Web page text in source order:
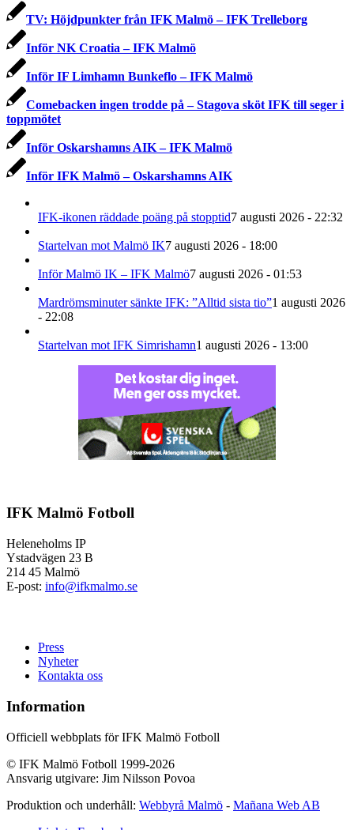
TV: Höjdpunkter från IFK Malmö – IFK Trelleborg
Inför NK Croatia – IFK Malmö
Inför IF Limhamn Bunkeflo – IFK Malmö
Comebacken ingen trodde på – Stagova sköt IFK till seger i
toppmötet
Inför Oskarshamns AIK – IFK Malmö
Inför IFK Malmö – Oskarshamns AIK
IFK-ikonen räddade poäng på stopptid7 augusti 2026 - 22:32
Startelvan mot Malmö IK7 augusti 2026 - 18:00
Inför Malmö IK – IFK Malmö7 augusti 2026 - 01:53
Mardrömsminuter sänkte IFK: ”Alltid sista tio”1 augusti 2026
- 22:08
Startelvan mot IFK Simrishamn1 augusti 2026 - 13:00
IFK Malmö Fotboll
Heleneholms IP
Ystadvägen 23 B
214 45 Malmö
E-post: info@ifkmalmo.se
Press
Nyheter
Kontakta oss
Information
Officiell webbplats för IFK Malmö Fotboll
© IFK Malmö Fotboll 1999-2026
Ansvarig utgivare: Jim Nilsson Povoa
Produktion och underhåll: Webbyrå Malmö - Mañana Web AB